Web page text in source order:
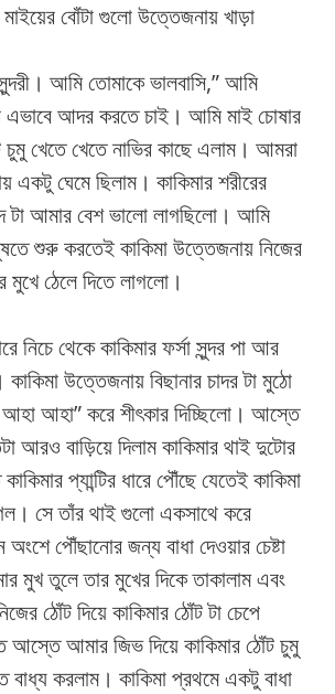
বোঁটা গুলো উত্তেজনায় খাড়া
আমি তোমাকে ভালবাসি,” আমি
এভাবে আদর করতে চাই। আমি মাই চোষার
চুমু খেতে খেতে নাভির কাছে এলাম। আমরা
ঘেমে ছিলাম। কাকিমার শরীরের
টা আমার বেশ ভালো লাগছিলো। আমি
শুরু করতেই কাকিমা উত্তেজনায় নিজের
মুখে ঠেলে দিতে লাগলো।
নিচে থেকে কাকিমার ফর্সা সুন্দর পা আর
উত্তেজনায় বিছানার চাদর টা মুঠো
আহা” করে শীৎকার দিচ্ছিলো। আস্তে
আরও বাড়িয়ে দিলাম কাকিমার থাই দুটোর
প্যান্টির ধারে পৌঁছে যেতেই কাকিমা
সে তাঁর থাই গুলো একসাথে করে
পৌঁছানোর জন্য বাধা দেওয়ার চেষ্টা
তুলে তার মুখের দিকে তাকালাম এবং
ঠোঁট দিয়ে কাকিমার ঠোঁট টা চেপে
আমার জিভ দিয়ে কাকিমার ঠোঁট চুমু
বাধ্য করলাম। কাকিমা প্রথমে একটু বাধা